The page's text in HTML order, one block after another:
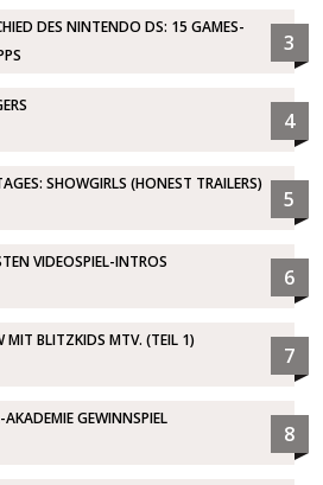
DES NINTENDO DS: 15 GAMES-
3
4
SHOWGIRLS (HONEST TRAILERS)
5
VIDEOSPIEL-INTROS
6
MIT BLITZKIDS MTV. (TEIL 1)
7
AKADEMIE GEWINNSPIEL
8